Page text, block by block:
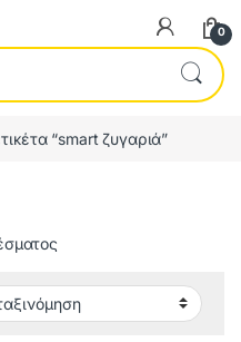
0
“smart ζυγαριά”